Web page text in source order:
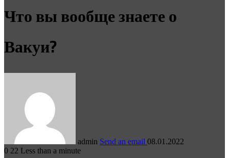
Что вы вообще знаете о
Вакуи?
admin Send an email 08.01.2022
0 22 Less than a minute